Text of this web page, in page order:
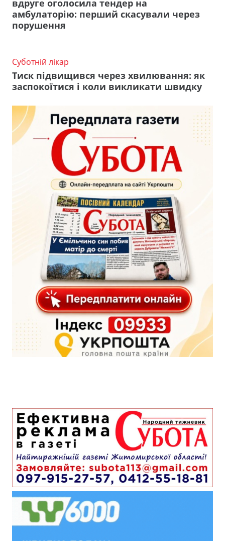
вдруге оголосила тендер на
амбулаторію: перший скасували через
порушення
Суботній лікар
Тиск підвищився через хвилювання: як
заспокоїтися і коли викликати швидку